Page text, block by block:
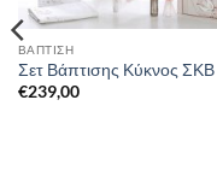
ΒΑΠΤΙΣΗ
Σετ Βάπτισης Κύκνος
€239,00